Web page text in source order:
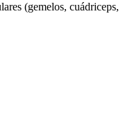
(gemelos, cuádriceps,